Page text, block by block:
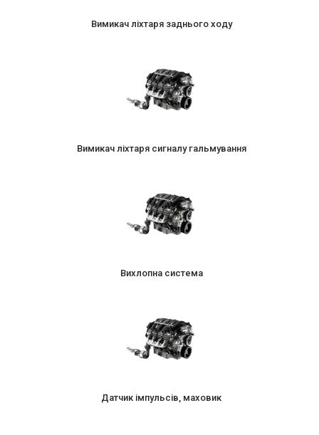
Вимикач ліхтаря заднього ходу
Вимикач ліхтаря сигналу гальмування
Вихлопна система
Датчик імпульсів, маховик